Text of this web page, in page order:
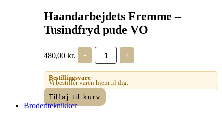
Haandarbejdets Fremme –
Tusindfryd pude VO
480,00 kr. -
Haandarbejdets
Fremme
-
Tusindfryd
pude
VO
antal
+
Bestillingsvare
Vi bestiller varen hjem til dig.
Tilføj til kurv
Broderiteknikker